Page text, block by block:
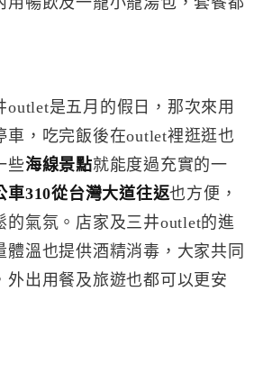
outlet是五月的假日，那次來用
車，吃完飯後在outlet裡逛逛也
些海線景點就能度過充實的一
車310從台灣大道往返也方便，
的氣氛。店家及三井outlet的進
體溫也提供酒精消毒，大家共同
外出用餐及旅遊也都可以更安